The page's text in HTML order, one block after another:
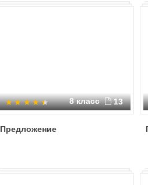
8 класс 13
Предложение